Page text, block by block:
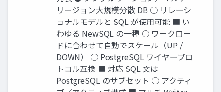
リージョン大規模分散 DB ○ リレーシ
ョナルモデルと SQL が使用可能 ■ い
わゆる NewSQL の一種 ○ ワークロー
ドに合わせて自動でスケール（UP /
DOWN） ○ PostgreSQL ワイヤープロ
トコル互換 ■ 対応 SQL 文は
PostgreSQL のサブセット ○ アクティ